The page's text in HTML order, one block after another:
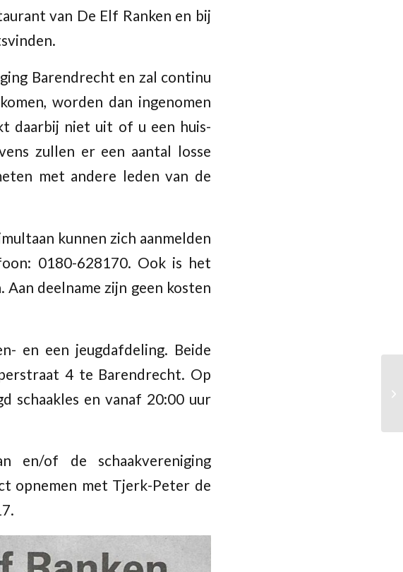
van De Elf Ranken en bij
Barendrecht en zal continu
worden dan ingenomen
daarbij niet uit of u een huis-
zullen er een aantal losse
met andere leden van de
kunnen zich aanmelden
0180-628170. Ook is het
deelname zijn geen kosten
en een jeugdafdeling. Beide
4 te Barendrecht. Op
schaakles en vanaf 20:00 uur
en/of de schaakvereniging
opnemen met Tjerk-Peter de